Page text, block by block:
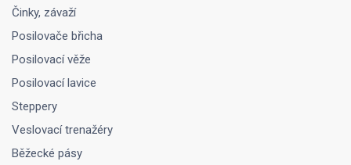
Činky, závaží
Posilovače břicha
Posilovací věže
Posilovací lavice
Steppery
Veslovací trenažéry
Běžecké pásy